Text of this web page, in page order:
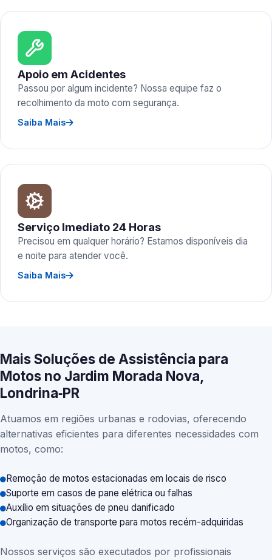
Apoio em Acidentes
Passou por algum incidente? Nossa equipe faz o
recolhimento da moto com segurança.
Saiba Mais
Serviço Imediato 24 Horas
Precisou em qualquer horário? Estamos disponíveis dia
e noite para atender você.
Saiba Mais
Mais Soluções de Assistência para
Motos no Jardim Morada Nova,
Londrina‑PR
Atuamos em regiões urbanas e rodovias, oferecendo
alternativas eficientes para diferentes necessidades com
motos, como:
Remoção de motos estacionadas em locais de risco
Suporte em casos de pane elétrica ou falhas
Auxílio em situações de pneu danificado
Organização de transporte para motos recém-adquiridas
Nossos serviços são executados por profissionais